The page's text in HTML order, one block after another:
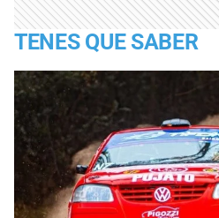
TENES QUE SABER